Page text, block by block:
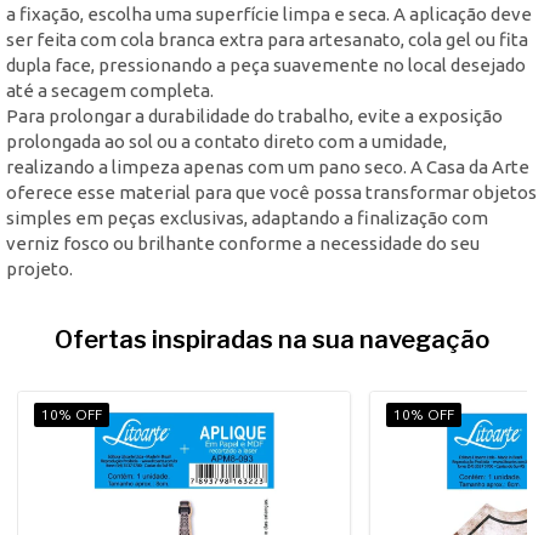
a fixação, escolha uma superfície limpa e seca. A aplicação deve
ser feita com cola branca extra para artesanato, cola gel ou fita
dupla face, pressionando a peça suavemente no local desejado
até a secagem completa.
Para prolongar a durabilidade do trabalho, evite a exposição
prolongada ao sol ou a contato direto com a umidade,
realizando a limpeza apenas com um pano seco. A Casa da Arte
oferece esse material para que você possa transformar objetos
simples em peças exclusivas, adaptando a finalização com
verniz fosco ou brilhante conforme a necessidade do seu
projeto.
Ofertas inspiradas na sua navegação
10% OFF 10% OFF